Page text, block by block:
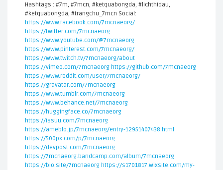
Hashtags : #7m, #7mcn, #ketquabongda, #lichthidau,
#ketquabongda, #trangchu_7mcn Social:
https://www.facebook.com/7mcnaeorg/
https://twitter.com/7mcnaeorg
https://www.youtube.com/@7mcnaeorg
https://www.pinterest.com/7mcnaeorg/
https://www.twitch.tv/7mcnaeorg/about
https://vimeo.com/7mcnaeorg https://github.com/7mcnaeorg
https://www.reddit.com/user/7mcnaeorg/
https://gravatar.com/7mcnaeorg
https://www.tumblr.com/7mcnaeorg
https://www.behance.net/7mcnaeorg
https://huggingface.co/7mcnaeorg
https://issuu.com/7mcnaeorg
https://ameblo.jp/7mcnaeorg/entry-12951407438.html
https://500px.com/p/7mcnaeorg
https://devpost.com/7mcnaeorg
https://7mcnaeorg.bandcamp.com/album/7mcnaeorg
https://bio.site/7mcnaeorg https://s1701817.wixsite.com/my-